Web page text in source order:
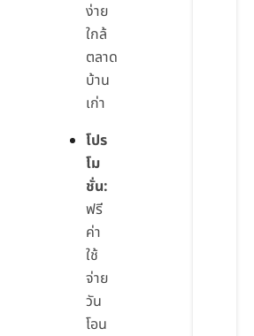
ง่าย
ใกล้
ตลาด
บ้าน
เก่า
โปร
โม
ชั่น:
ฟรี
ค่า
ใช้
จ่าย
วัน
โอน